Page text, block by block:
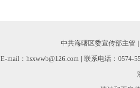
中共海曙区委宣传部主管
E-mail：hsxwwb@126.com | 联系电话：